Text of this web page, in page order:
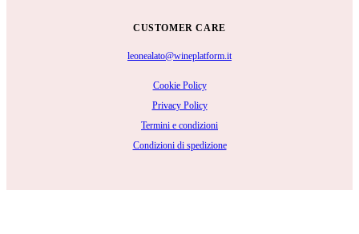
CUSTOMER CARE
leonealato@wineplatform.it
Cookie Policy
Privacy Policy
Termini e condizioni
Condizioni di spedizione